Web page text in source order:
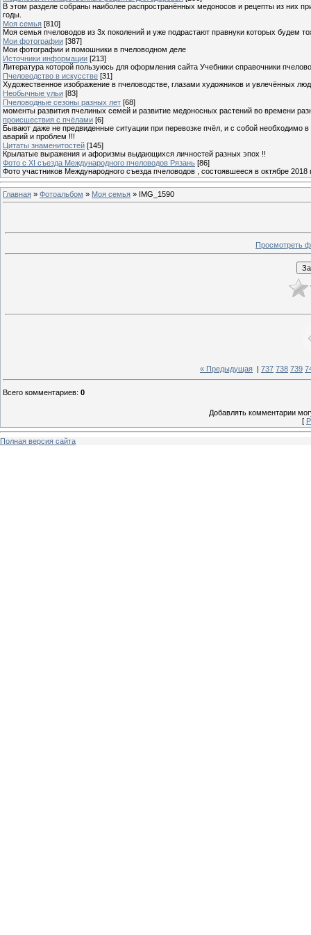
В этом разделе собраны наиболее распространённых медоносов и рецепты из них
годы.
Моя семья [810]
Моя семья пчеловодов из 3х поколений и уже подрастают правнуки которых будем
Мои фотографии [387]
Мои фотографии и помошники в пчеловодном деле
Источники информации [213]
Литература которой пользуюсь для оформления сайта Учебники справочники
Пчеловодство в искусстве [31]
Художественное изображение в пчеловодстве, глазами художников и увлечённых
Необычные ульи [83]
Пчеловодные сезоны разных лет [68]
моменты развития пчелиных семей и развитие медоносных растений во времени
происшествия с пчёлами [6]
Бывают даже не предвиденные ситуации при перевозке пчёл, и с собой необходимо
аварий и проблем !!!
Цитаты знаменитостей [145]
Крылатые выражения и афоризмы выдающихся личностей разных эпох !!
Фото с XI съезда Международного пчеловодов Рязань [86]
Фото участников Международного съезда пчеловодов , состоявшееся в октябре 2018
Главная » Фотоальбом » Моя семья » IMG_1590
Просмотреть
« Предыдущая 737 738 739
Всего комментариев: 0
Добавлять комментарии
[
Полная версия сайта